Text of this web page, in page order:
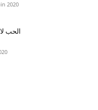
2020